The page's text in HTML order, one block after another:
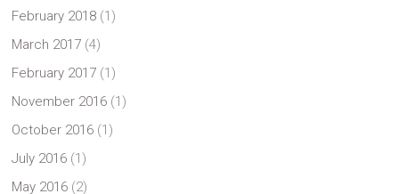
February 2018 (1)
March 2017 (4)
February 2017 (1)
November 2016 (1)
October 2016 (1)
July 2016 (1)
May 2016 (2)